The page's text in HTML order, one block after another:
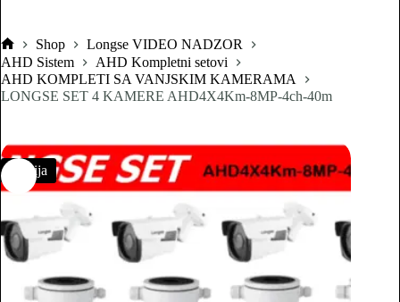
Pocetna
Shop
Longse VIDEO NADZOR
AHD Sistem
AHD Kompletni setovi
AHD KOMPLETI SA VANJSKIM KAMERAMA
LONGSE SET 4 KAMERE AHD4X4Km-8MP-4ch-40m
Akcija